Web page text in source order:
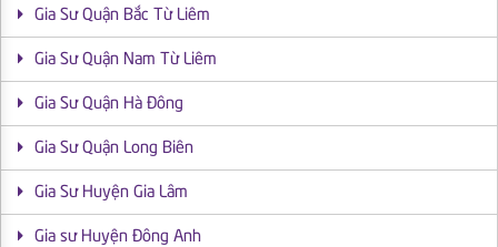
Gia Sư Quận Bắc Từ Liêm
Gia Sư Quận Nam Từ Liêm
Gia Sư Quận Hà Đông
Gia Sư Quận Long Biên
Gia Sư Huyện Gia Lâm
Gia sư Huyện Đông Anh